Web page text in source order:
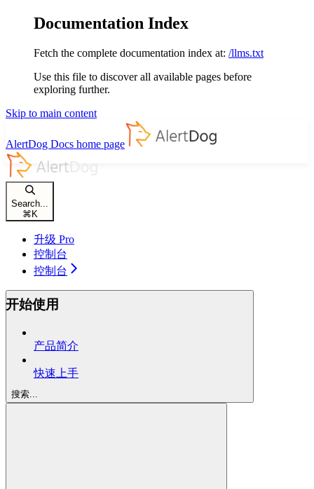
Documentation Index
Fetch the complete documentation index at: /llms.txt
Use this file to discover all available pages before
exploring further.
Skip to main content
AlertDog Docs home page
Search...
⌘ K
升级 Pro
控制台
控制台
搜索...
开始使用
产品简介
快速上手